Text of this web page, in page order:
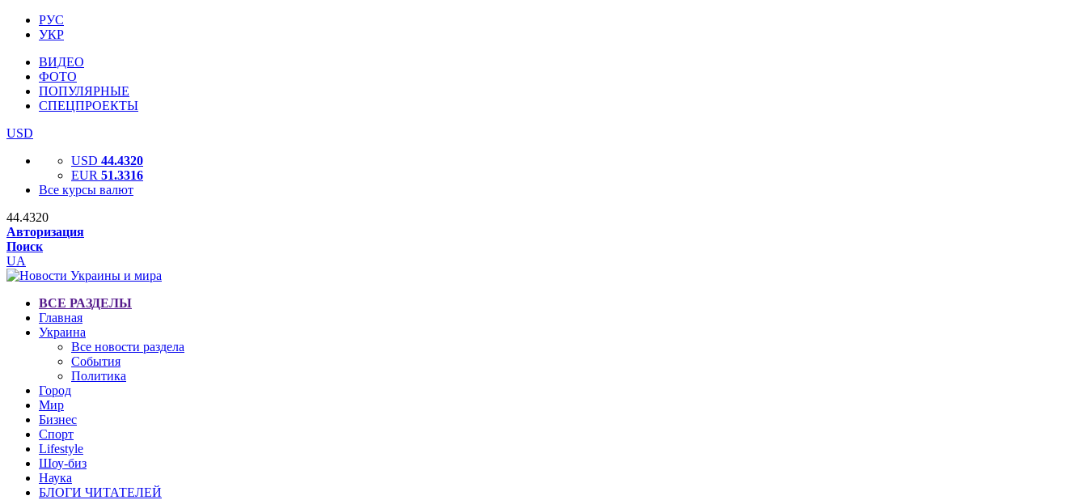
РУС
УКР
ВИДЕО
ФОТО
ПОПУЛЯРНЫЕ
СПЕЦПРОЕКТЫ
USD
USD 44.4320
EUR 51.3316
Все курсы валют
44.4320
Авторизация
Поиск
UA
ВСЕ РАЗДЕЛЫ
Главная
Украина
Все новости раздела
События
Политика
Город
Мир
Бизнес
Спорт
Lifestyle
Шоу-биз
Наука
БЛОГИ ЧИТАТЕЛЕЙ